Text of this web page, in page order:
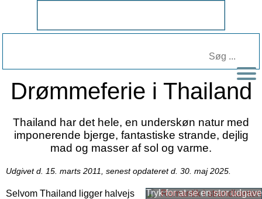
Drømmeferie i Thailand
Thailand har det hele, en underskøn natur med
imponerende bjerge, fantastiske strande, dejlig
mad og masser af sol og varme.
Udgivet d. 15. marts 2011, senest opdateret d. 30. maj 2025.
Selvom Thailand ligger halvejs